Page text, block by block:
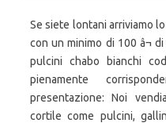
Se siete lontani arriviamo
con un minimo di 100 â¬
pulcini chabo bianchi
pienamente
presentazione: Noi
cortile come pulcini,